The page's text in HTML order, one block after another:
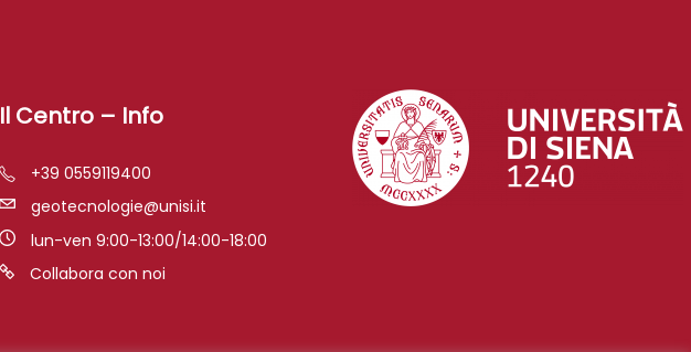
Il Centro – Info
+39 0559119400
geotecnologie@unisi.it
lun-ven 9:00-13:00/14:00-18:00
Collabora con noi